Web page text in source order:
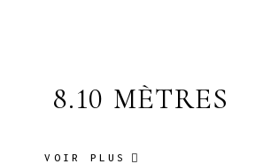
8.10 MÈTRES
VOIR PLUS